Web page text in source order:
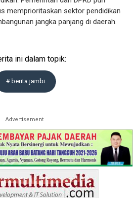
memprioritaskan sektor pendidikan
jangka panjang di daerah.
ini dalam topik:
# berita jambi
Advertisement